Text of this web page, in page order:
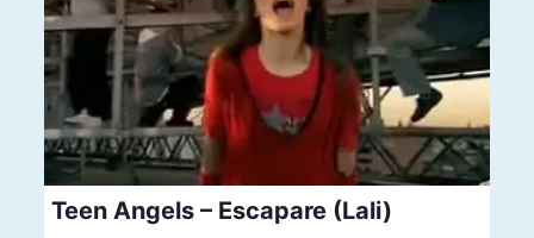
Teen Angels – Escapare (Lali)